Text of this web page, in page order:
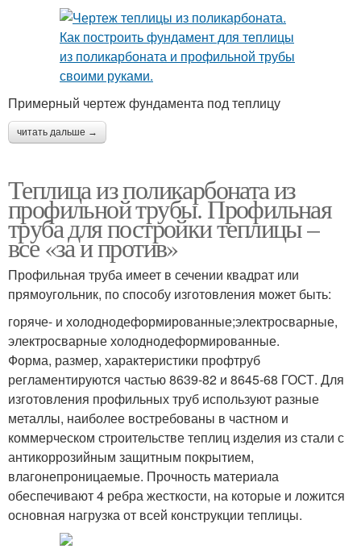
Примерный чертеж фундамента под теплицу
читать дальше →
Теплица из поликарбоната из
профильной трубы. Профильная
труба для постройки теплицы –
все «за и против»
Профильная труба имеет в сечении квадрат или
прямоугольник, по способу изготовления может быть:
горяче- и холоднодеформированные;электросварные,
электросварные холоднодеформированные.
Форма, размер, характеристики профтруб
регламентируются частью 8639-82 и 8645-68 ГОСТ. Для
изготовления профильных труб используют разные
металлы, наиболее востребованы в частном и
коммерческом строительстве теплиц изделия из стали с
антикоррозийным защитным покрытием,
влагонепроницаемые. Прочность материала
обеспечивают 4 ребра жесткости, на которые и ложится
основная нагрузка от всей конструкции теплицы.